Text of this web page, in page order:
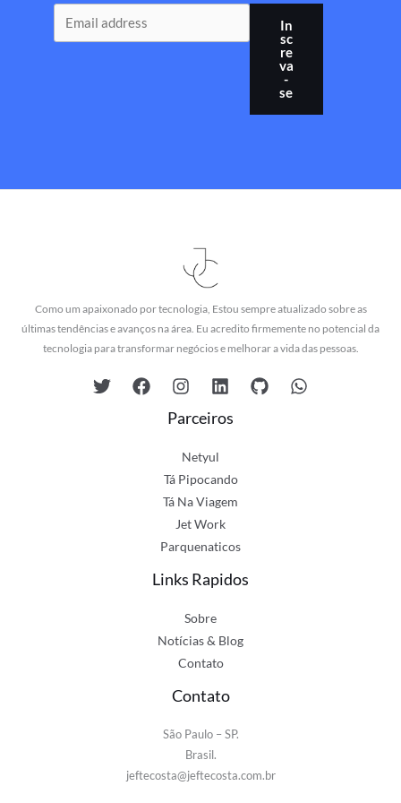
In
sc
re
va
-
se
Como um apaixonado por tecnologia, Estou sempre atualizado sobre as
últimas tendências e avanços na área. Eu acredito firmemente no potencial da
tecnologia para transformar negócios e melhorar a vida das pessoas.
Parceiros
Netyul
Tá Pipocando
Tá Na Viagem
Jet Work
Parquenaticos
Links Rapidos
Sobre
Notícias & Blog
Contato
Contato
São Paulo – SP.
Brasil.
jeftecosta@jeftecosta.com.br